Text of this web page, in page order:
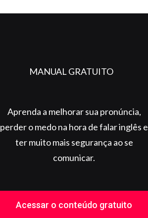
MANUAL GRATUITO
Aprenda a melhorar sua pronúncia,
perder o medo na hora de falar inglês e
ter muito mais segurança ao se
comunicar.
Acessar o conteúdo gratuito